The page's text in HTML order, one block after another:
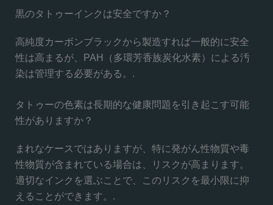
黒のタトゥーインクは安全ですか？
高純度カーボンブラックから製造すれば一般的に安全
性は高まるが、PAH（多環芳香族炭化水素）による汚
染は管理する必要がある。.
タトゥーの色素は長期的な健康問題を引き起こす可能
性がありますか？
まれなケースではありますが、特に発がん性物質や毒
性物質が含まれている場合は、リスクが高まります。
適切なインクを選ぶことで、このリスクを最小限に抑
えることができます。.